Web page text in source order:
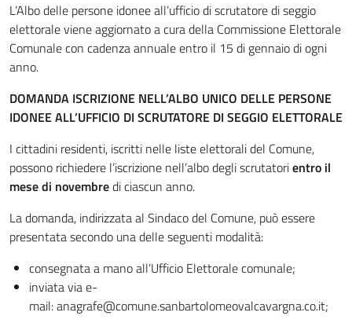
L’Albo delle persone idonee all’ufficio di scrutatore di seggio
elettorale viene aggiornato a cura della Commissione Elettorale
Comunale con cadenza annuale entro il 15 di gennaio di ogni
anno.
DOMANDA ISCRIZIONE NELL’ALBO UNICO DELLE PERSONE
IDONEE ALL’UFFICIO DI SCRUTATORE DI SEGGIO ELETTORALE
I cittadini residenti, iscritti nelle liste elettorali del Comune,
possono richiedere l’iscrizione nell’albo degli scrutatorientro il
mese di novembredi ciascun anno.
La domanda, indirizzata al Sindaco del Comune, può essere
presentata secondo una delle seguenti modalità:
consegnata a mano all’Ufficio Elettorale comunale;
inviata via e-
mail: anagrafe@comune.sanbartolomeovalcavargna.co.it;